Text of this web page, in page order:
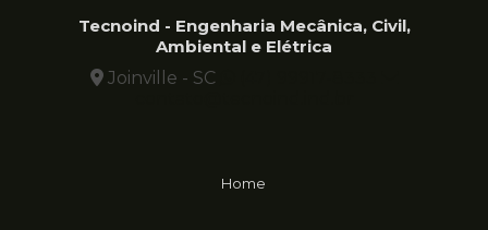
Tecnoind - Engenharia Mecânica, Civil,
Ambiental e Elétrica
Joinville - SC
Home